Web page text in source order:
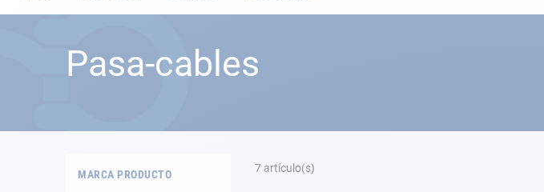
SeguridadPasa-cables
7 artículo(s)
MARCA PRODUCTO